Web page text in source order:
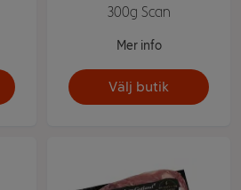
300g Scan
Mer info
Välj butik